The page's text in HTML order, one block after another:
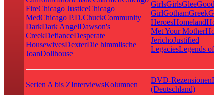
FireChicago JusticeChicago
MedChicago P.D.ChuckCommunity
DarkDark AngelDawson's
CreekDefianceDesperate
HousewivesDexterDie himmlische
JoanDollhouse
GirlsGirlsGlee
GirlGothamGreek
HeroesHomeland
Met Your Mother
JerichoJustified
LegaciesLegends
Serien A bis ZInterviewsKolumnen
DVD-Rezensionen
(Deutschland)